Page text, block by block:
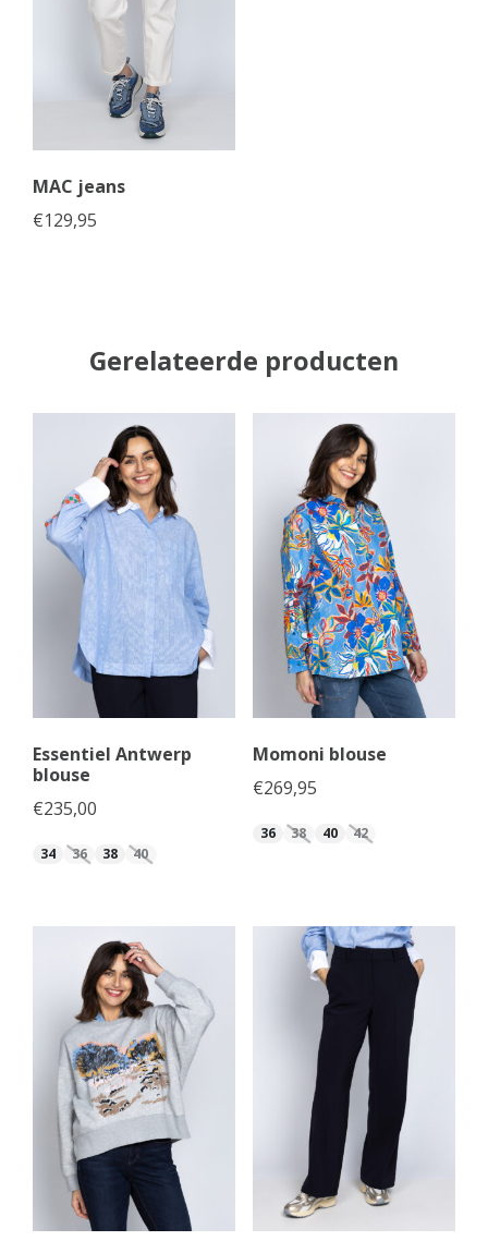
MAC jeans
€129,95
Gerelateerde producten
Essentiel Antwerp
blouse
€235,00
34 36 38 40
Momoni blouse
€269,95
36 38 40 42